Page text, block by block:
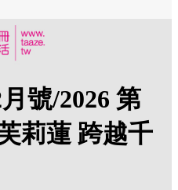
號/2026 第
莉蓮 跨越千